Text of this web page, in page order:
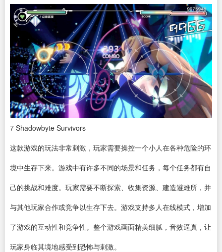
7 Shadowbyte Survivors
这款游戏的玩法非常刺激，玩家需要操控一个小人在各种危险的环
境中生存下来。游戏中有许多不同的场景和任务，每个任务都有自
己的挑战和难度。玩家需要不断探索、收集资源、建造避难所，并
与其他玩家合作或竞争以生存下去。游戏支持多人在线模式，增加
了游戏的互动性和竞争性。整个游戏画面精美细腻，音效逼真，让
玩家身临其境地感受到恐怖与刺激。